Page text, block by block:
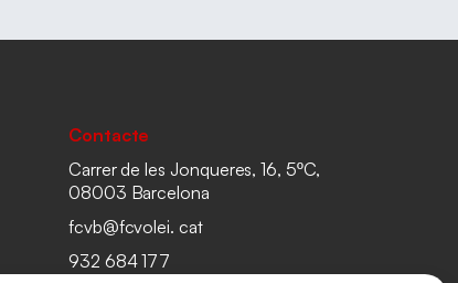
Contacte
Carrer de les Jonqueres, 16, 5ºC,
08003 Barcelona
fcvb@fcvolei. cat
932 684 177